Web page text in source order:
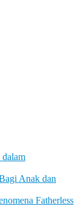
Anak dan
Fatherless